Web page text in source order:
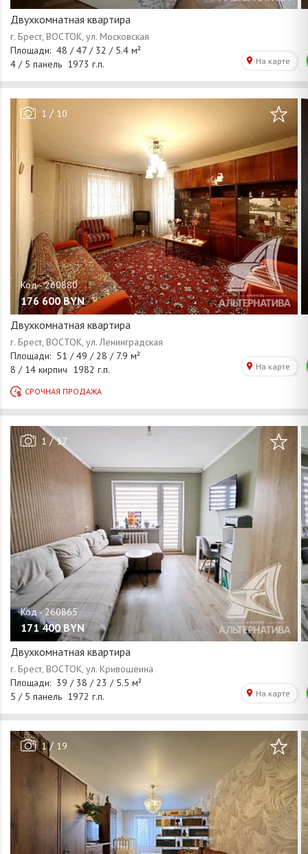
Двухкомнатная квартира
1 / 10
176 600 BYN
Двухкомнатная квартира
1/17
171 400 BYN
Двухкомнатная квартира
1/ 19